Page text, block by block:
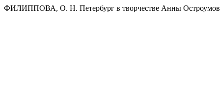
ФИЛИППОВА, О. Н. Петербург в творчестве Анны